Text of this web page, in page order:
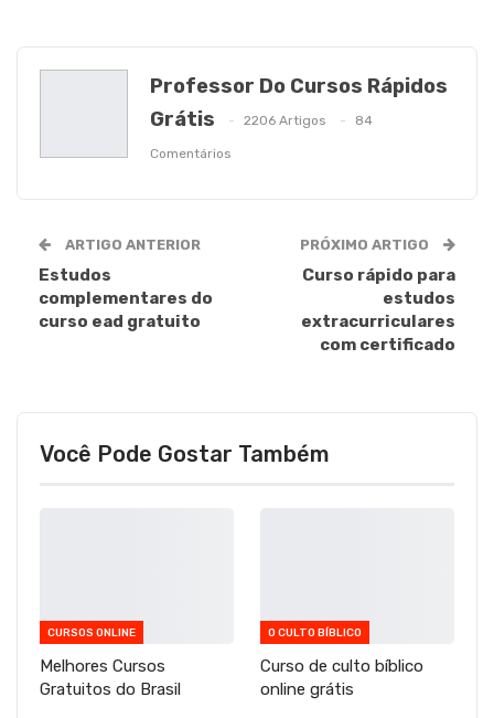
Professor Do Cursos Rápidos
Grátis
2206 Artigos 84
Comentários
ARTIGO ANTERIOR
Estudos
complementares do
curso ead gratuito
PRÓXIMO ARTIGO
Curso rápido para
estudos
extracurriculares
com certificado
Você Pode Gostar Também
CURSOS ONLINE
Melhores Cursos
Gratuitos do Brasil
O CULTO BÍBLICO
Curso de culto bíblico
online grátis